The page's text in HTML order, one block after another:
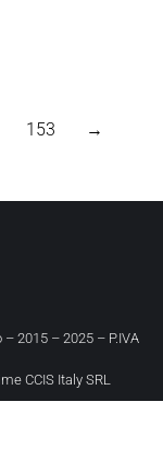
153 →
– 2015 – 2025 – P.IVA
CCIS Italy SRL